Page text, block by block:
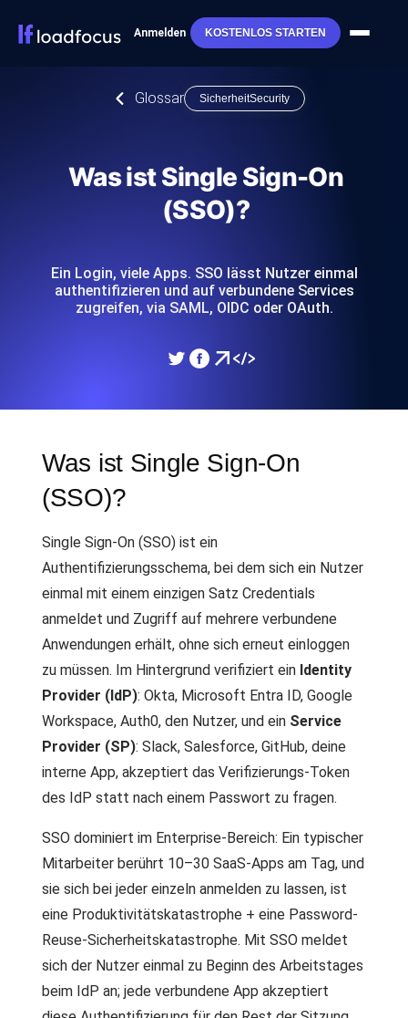
Anmelden KOSTENLOS STARTEN
Glossar SicherheitSecurity
Was ist Single Sign-On
(SSO)?
Ein Login, viele Apps. SSO lässt Nutzer einmal
authentifizieren und auf verbundene Services
zugreifen, via SAML, OIDC oder OAuth.
Was ist Single Sign-On
(SSO)?
Single Sign-On (SSO) ist ein
Authentifizierungsschema, bei dem sich ein Nutzer
einmal mit einem einzigen Satz Credentials
anmeldet und Zugriff auf mehrere verbundene
Anwendungen erhält, ohne sich erneut einloggen
zu müssen. Im Hintergrund verifiziert ein Identity
Provider (IdP): Okta, Microsoft Entra ID, Google
Workspace, Auth0, den Nutzer, und ein Service
Provider (SP): Slack, Salesforce, GitHub, deine
interne App, akzeptiert das Verifizierungs-Token
des IdP statt nach einem Passwort zu fragen.
SSO dominiert im Enterprise-Bereich: Ein typischer
Mitarbeiter berührt 10–30 SaaS-Apps am Tag, und
sie sich bei jeder einzeln anmelden zu lassen, ist
eine Produktivitätskatastrophe + eine Password-
Reuse-Sicherheitskatastrophe. Mit SSO meldet
sich der Nutzer einmal zu Beginn des Arbeitstages
beim IdP an; jede verbundene App akzeptiert